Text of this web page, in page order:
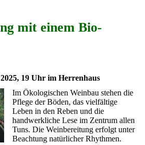
mit einem Bio-
19 Uhr im Herrenhaus
Im Ökologischen Weinbau stehen die
Pflege der Böden, das vielfältige
Leben in den Reben und die
handwerkliche Lese im Zentrum allen
Tuns. Die Weinbereitung erfolgt unter
Beachtung natürlicher Rhythmen.